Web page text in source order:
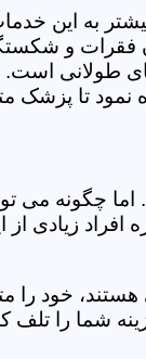
به این
و
طولانی
تا پزشک
چگونه
زیادی
هستند، خود
شما را